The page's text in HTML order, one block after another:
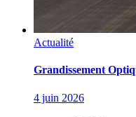
Actualité
Grandissement
4 juin 2026